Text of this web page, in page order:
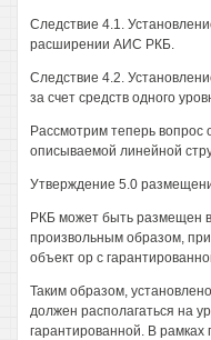
Следствие 4.1.
расширении АИС РКБ.
Следствие 4.2.
за счет средств одного
Рассмотрим теперь
описываемой линейной
Утверждение 5.0
РКБ может быть размещен
произвольным образом, при
объект ор с
Таким образом,
должен располагаться на
гарантированной. В